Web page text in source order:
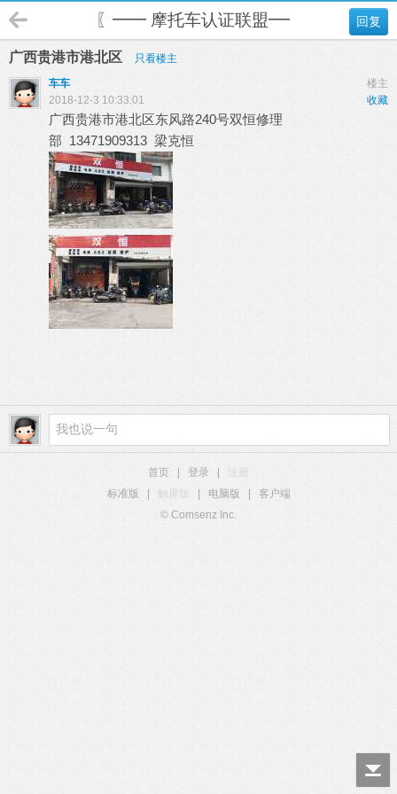
回复
〖━━ 摩托车认证联盟━━〗
广西贵港市港北区
只看楼主
楼主
车车
收藏
2018-12-3 10:33:01
广西贵港市港北区东风路240号双恒修理
部 13471909313 梁克恒
首页 登录
标准版
触屏版 电脑版
客户端
© Comsenz Inc.